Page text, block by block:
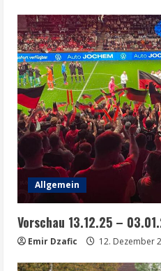
Allgemein
Vorschau 13.12.25 –
Emir Dzafic 12. Dezember